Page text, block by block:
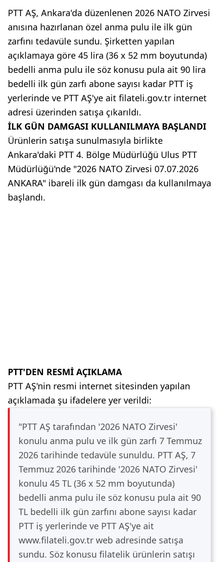
PTT AŞ, Ankara'da düzenlenen 2026 NATO Zirvesi
anısına hazırlanan özel anma pulu ile ilk gün
zarfını tedavüle sundu. Şirketten yapılan
açıklamaya göre 45 lira (36 x 52 mm boyutunda)
bedelli anma pulu ile söz konusu pula ait 90 lira
bedelli ilk gün zarfı abone sayısı kadar PTT iş
yerlerinde ve PTT AŞ'ye ait filateli.gov.tr internet
adresi üzerinden satışa çıkarıldı.
İLK GÜN DAMGASI KULLANILMAYA BAŞLANDI
Ürünlerin satışa sunulmasıyla birlikte
Ankara'daki PTT 4. Bölge Müdürlüğü Ulus PTT
Müdürlüğü'nde "2026 NATO Zirvesi 07.07.2026
ANKARA" ibareli ilk gün damgası da kullanılmaya
başlandı.
PTT'DEN RESMİ AÇIKLAMA
PTT AŞ'nin resmi internet sitesinden yapılan
açıklamada şu ifadelere yer verildi:
"PTT AŞ tarafından '2026 NATO Zirvesi'
konulu anma pulu ve ilk gün zarfı 7 Temmuz
2026 tarihinde tedavüle sunuldu. PTT AŞ, 7
Temmuz 2026 tarihinde '2026 NATO Zirvesi'
konulu 45 TL (36 x 52 mm boyutunda)
bedelli anma pulu ile söz konusu pula ait 90
TL bedelli ilk gün zarfını abone sayısı kadar
PTT iş yerlerinde ve PTT AŞ'ye ait
www.filateli.gov.tr web adresinde satışa
sundu. Söz konusu filatelik ürünlerin satışı